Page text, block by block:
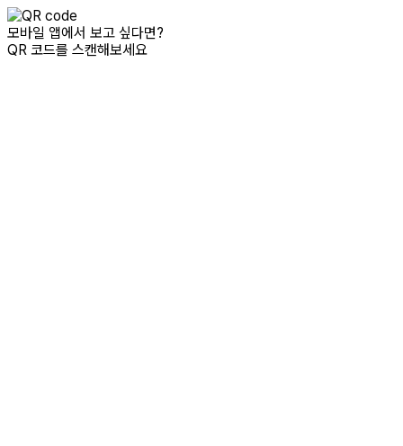
모바일 앱에서 보고 싶다면?
QR 코드를 스캔해보세요